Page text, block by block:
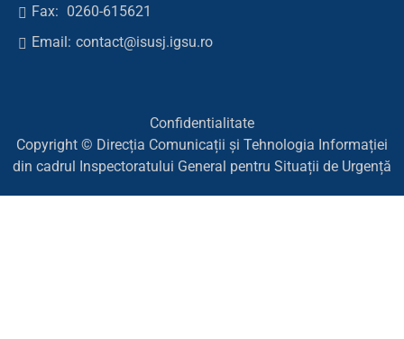
Fax: 0260-615621
Email: contact@isusj.igsu.ro
Confidentialitate
Copyright © Direcția Comunicații și Tehnologia Informației
din cadrul Inspectoratului General pentru Situații de Urgență